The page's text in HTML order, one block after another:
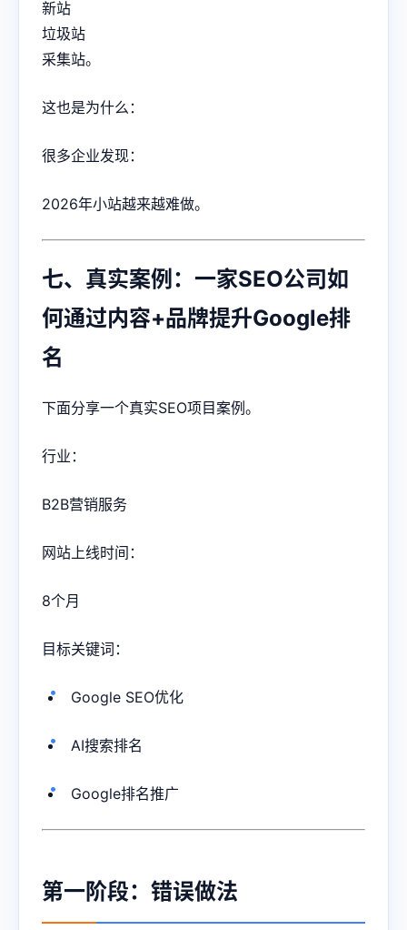
新站
垃圾站
采集站。
这也是为什么：
很多企业发现：
2026年小站越来越难做。
七、真实案例：一家SEO公司如
何通过内容+品牌提升Google排
名
下面分享一个真实SEO项目案例。
行业：
B2B营销服务
网站上线时间：
8个月
目标关键词：
Google SEO优化
AI搜索排名
Google排名推广
第一阶段：错误做法